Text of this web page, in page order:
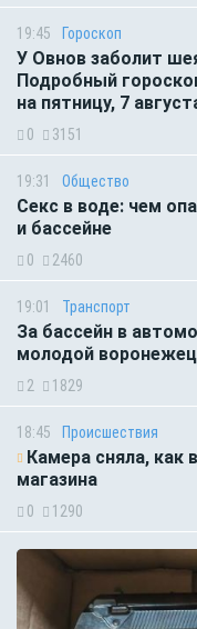
19:45 Гороскоп
У Овнов заболит
Подробный
на пятницу, 7
0 3151
19:31 Общество
Секс в воде: чем
и бассейне
0 2460
19:01 Транспорт
За бассейн в
молодой воронежец
2 1829
18:45 Происшествия
Камера сняла, как
магазина
0 1290